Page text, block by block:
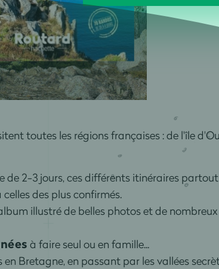
toutes les régions françaises : de l'île
de 2-3 jours, ces différents itinéraires
des plus confirmés.
illustré de belles photos et de nombreux
à faire seul ou en famille...
Bretagne, en passant par les vallées